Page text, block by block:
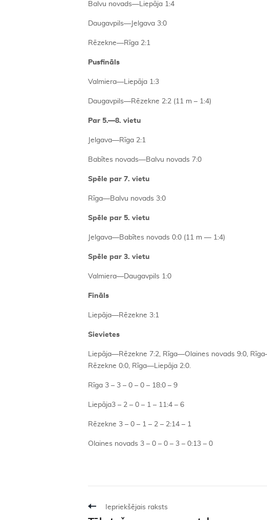
Balvu novads—Liepāja 1:4
Daugavpils—Jelgava 3:0
Rēzekne—Rīga 2:1
Pusfināls
Valmiera—Liepāja 1:3
Daugavpils—Rēzekne 2:2 (11 m – 1:4)
Par 5.—8. vietu
Jelgava—Rīga 2:1
Babītes novads—Balvu novads 7:0
Spēle par 7. vietu
Rīga—Balvu novads 3:0
Spēle par 5. vietu
Jelgava—Babītes novads 0:0 (11 m — 1:4)
Spēle par 3. vietu
Valmiera—Daugavpils 1:0
Fināls
Liepāja—Rēzekne 3:1
Sievietes
Liepāja—Rēzekne 7:2, Rīga—Olaines novads 9:0,
Rēzekne 0:0, Rīga—Liepāja 2:0.
Rīga 3 – 3 – 0 – 0 – 18:0 – 9
Liepāja3 – 2 – 0 – 1 – 11:4 – 6
Rēzekne 3 – 0 – 1 – 2 – 2:14 – 1
Olaines novads 3 – 0 – 0 – 3 – 0:13 – 0
Iepriekšējais raksts